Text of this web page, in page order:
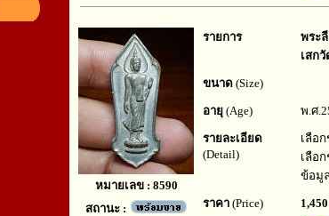
หมายเลข : 8590
สถานะ :
รายการ
พระ
เสก
ขนาด (Size)
อายุ (Age) พ.ศ
รายละเอียด
(Detail)
เลือ
เลือ
ข้อมู
ราคา (Price)